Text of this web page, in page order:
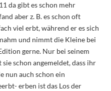
da gibt es schon mehr
aber z. B. es schon oft
viel erbt, während er es sich
und nimmt die Kleine bei
gerne. Nur bei seinem
schon angemeldet, dass ihr
nun auch schon ein
erben ist das Los der